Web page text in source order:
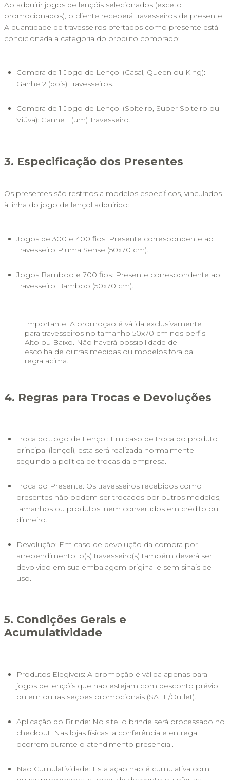
Ao adquirir jogos de lençóis selecionados (exceto
promocionados), o cliente receberá travesseiros de presente.
A quantidade de travesseiros ofertados como presente está
condicionada a categoria do produto comprado:
Compra de 1 Jogo de Lençol (Casal, Queen ou King):
Ganhe 2 (dois) Travesseiros.
Compra de 1 Jogo de Lençol (Solteiro, Super Solteiro ou
Viúva): Ganhe 1 (um) Travesseiro.
3. Especificação dos Presentes
Os presentes são restritos a modelos específicos, vinculados
à linha do jogo de lençol adquirido:
Jogos de 300 e 400 fios: Presente correspondente ao
Travesseiro Pluma Sense (50x70 cm).
Jogos Bamboo e 700 fios: Presente correspondente ao
Travesseiro Bamboo (50x70 cm).
Importante: A promoção é válida exclusivamente
para travesseiros no tamanho 50x70 cm nos perfis
Alto ou Baixo. Não haverá possibilidade de
escolha de outras medidas ou modelos fora da
regra acima.
4. Regras para Trocas e Devoluções
Troca do Jogo de Lençol: Em caso de troca do produto
principal (lençol), esta será realizada normalmente
seguindo a política de trocas da empresa.
Troca do Presente: Os travesseiros recebidos como
presentes não podem ser trocados por outros modelos,
tamanhos ou produtos, nem convertidos em crédito ou
dinheiro.
Devolução: Em caso de devolução da compra por
arrependimento, o(s) travesseiro(s) também deverá ser
devolvido em sua embalagem original e sem sinais de
uso.
5. Condições Gerais e
Acumulatividade
Produtos Elegíveis: A promoção é válida apenas para
jogos de lençóis que não estejam com desconto prévio
ou em outras seções promocionais (SALE/Outlet).
Aplicação do Brinde: No site, o brinde será processado no
checkout. Nas lojas físicas, a conferência e entrega
ocorrem durante o atendimento presencial.
Não Cumulatividade: Esta ação não é cumulativa com